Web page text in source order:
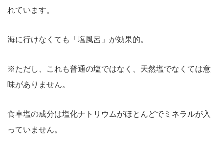
れています。
海に行けなくても「塩風呂」が効果的。
※ただし、これも普通の塩ではなく、天然塩でなくては意
味がありません。
食卓塩の成分は塩化ナトリウムがほとんどでミネラルが入
っていません。